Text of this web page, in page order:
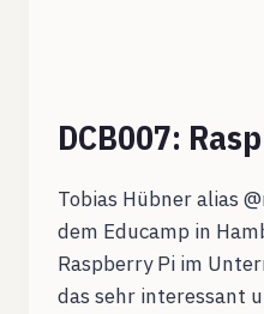
DCB007:
Tobias Hübner alias
dem Educamp in
Raspberry Pi im
das sehr interessant